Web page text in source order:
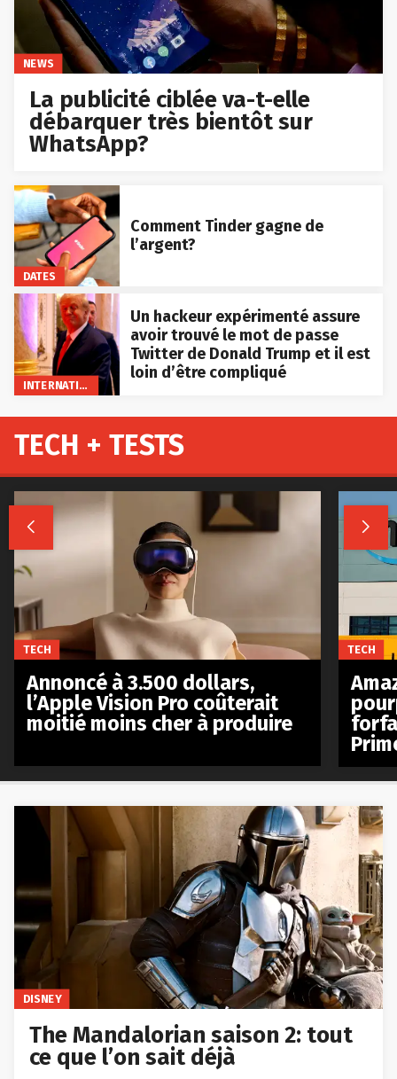
NEWS
La publicité ciblée va-t-elle
débarquer très bientôt sur
WhatsApp?
DATES
Comment Tinder gagne de
l’argent?
INTERNATIONAL
Un hackeur expérimenté assure
avoir trouvé le mot de passe
Twitter de Donald Trump et il est
loin d’être compliqué
DISNEY
The Mandalorian saison 2: tout
ce que l’on sait déjà
TECH + TESTS
 
TECH
Annoncé à 3.500 dollars,
l’Apple Vision Pro coûterait
moitié moins cher à produire
TECH